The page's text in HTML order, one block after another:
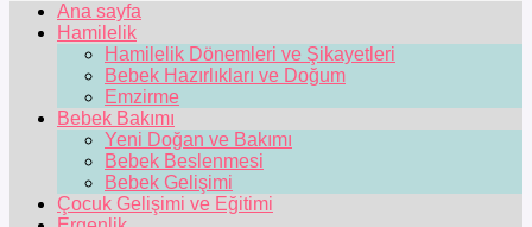
Ana sayfa
Hamilelik
Hamilelik Dönemleri ve Şikayetleri
Bebek Hazırlıkları ve Doğum
Emzirme
Bebek Bakımı
Yeni Doğan ve Bakımı
Bebek Beslenmesi
Bebek Gelişimi
Çocuk Gelişimi ve Eğitimi